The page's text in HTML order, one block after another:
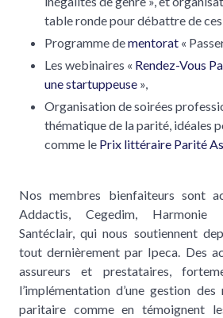
table ronde pour débattre de
Programme dementorat «
Les webinaires « Rendez-Vous
une startuppeuse »,
Organisation de soirées
thématique de la parité, idéales
comme le Prix littéraire Parité
Nos membres bienfaiteurs sont
Addactis, Cegedim, Harmonie
Santéclair, qui nous soutiennent
tout dernièrement par Ipeca. Des
assureurs et prestataires,
l’implémentation d’une gestion des
paritaire comme en témoignent